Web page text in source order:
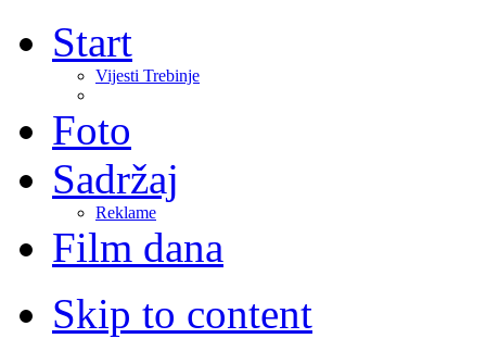
Start
Vijesti Trebinje
Foto
Sadržaj
Reklame
Film dana
Skip to content